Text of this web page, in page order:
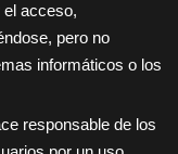
el acceso,
pero no
informáticos o los
responsable de los